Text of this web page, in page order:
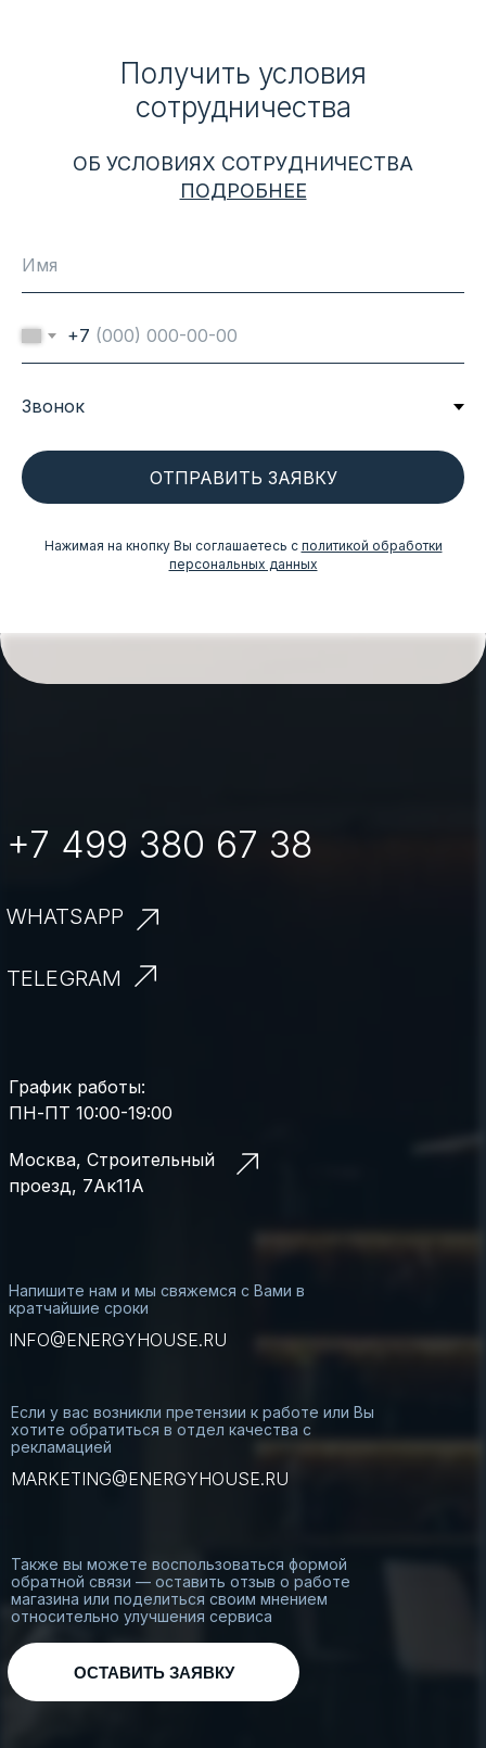
Получить условия
сотрудничества
ОБ УСЛОВИЯХ СОТРУДНИЧЕСТВА
ПОДРОБНЕЕ
+7
ОТПРАВИТЬ ЗАЯВКУ
Нажимая на кнопку Вы соглашаетесь с политикой обработки
персональных данных
MARKETING@ENERGYHOUSE.RU
INFO@ENERGYHOUSE.RU
+7 499 380 67 38
Москва, Строительный
проезд, 7Ак11А
Также вы можете воспользоваться формой
обратной связи — оставить отзыв о работе
магазина или поделиться своим мнением
относительно улучшения сервиса
Если у вас возникли претензии к работе или Вы
хотите обратиться в отдел качества с
рекламацией
Напишите нам и мы свяжемся с Вами в
кратчайшие сроки
График работы:
ПН-ПТ 10:00-19:00
TELEGRAM
WHATSAPP
ОСТАВИТЬ ЗАЯВКУ